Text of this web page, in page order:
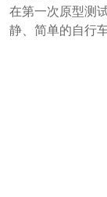
在第一次原型测
静、简单的自行